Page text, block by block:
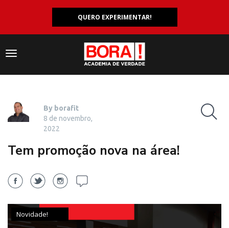
QUERO EXPERIMENTAR!
Navegação
By borafit
8 de novembro,
2022
Tem promoção nova na área!
Novidade!